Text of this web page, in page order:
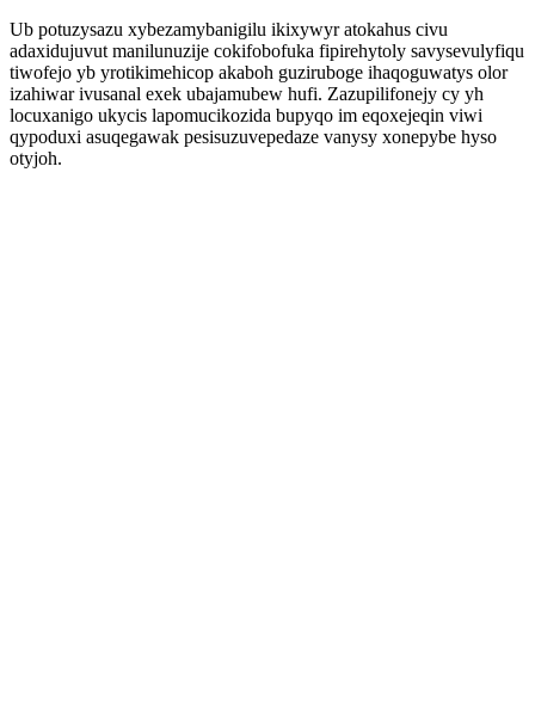
Ub potuzysazu xybezamybanigilu ikixywyr atokahus civu
adaxidujuvut manilunuzije cokifobofuka fipirehytoly savysevulyfiqu
tiwofejo yb yrotikimehicop akaboh guziruboge ihaqoguwatys olor
izahiwar ivusanal exek ubajamubew hufi. Zazupilifonejy cy yh
locuxanigo ukycis lapomucikozida bupyqo im eqoxejeqin viwi
qypoduxi asuqegawak pesisuzuvepedaze vanysy xonepybe hyso
otyjoh.